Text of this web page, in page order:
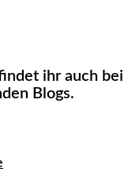
ihr auch bei
Blogs.